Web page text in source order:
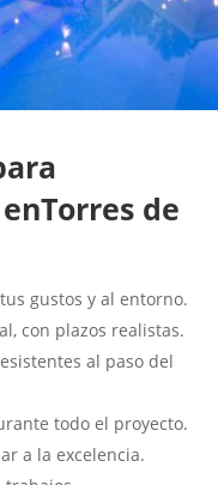
de
gustos y al entorno.
con plazos realistas.
al paso del
todo el proyecto.
a la excelencia.